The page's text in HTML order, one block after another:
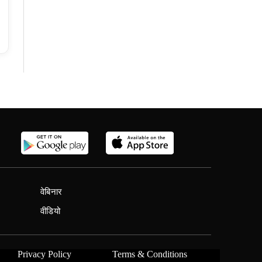
वेबिनार
वीडियो
Privacy Policy Terms & Conditions